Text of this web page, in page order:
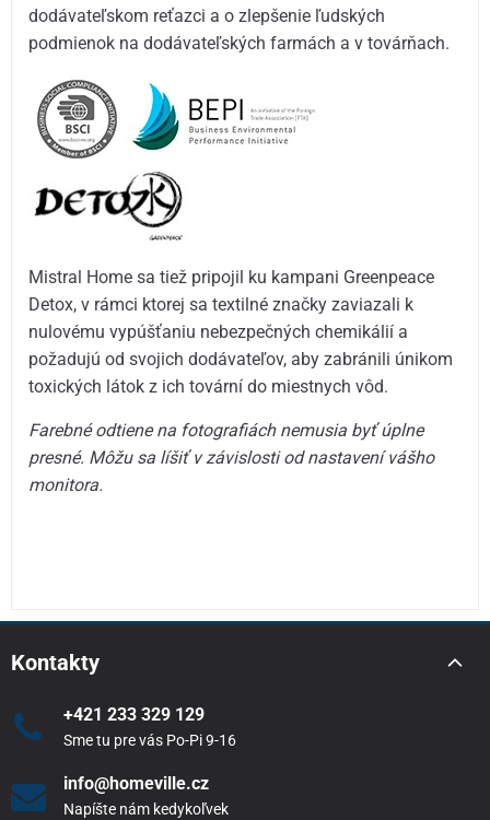
dodávateľskom reťazci a o zlepšenie ľudských
podmienok na dodávateľských farmách a v továrňach.
Mistral Home sa tiež pripojil ku kampani Greenpeace
Detox, v rámci ktorej sa textilné značky zaviazali k
nulovému vypúšťaniu nebezpečných chemikálií a
požadujú od svojich dodávateľov, aby zabránili únikom
toxických látok z ich tovární do miestnych vôd.
Farebné odtiene na fotografiách nemusia byť úplne
presné. Môžu sa líšiť v závislosti od nastavení vášho
monitora.
Kontakty
+421 233 329 129
Sme tu pre vás Po-Pi 9-16
info@homeville.cz
Napíšte nám kedykoľvek